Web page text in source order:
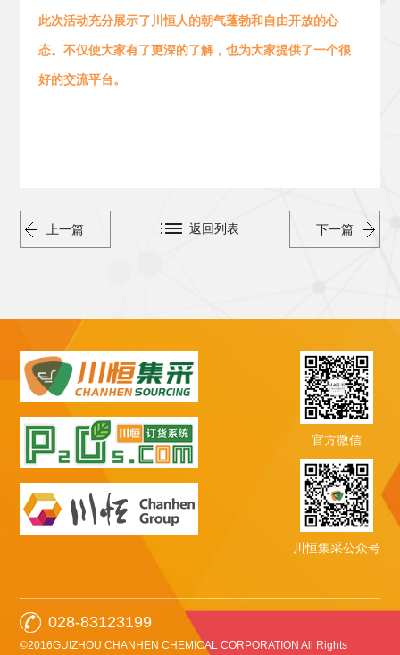
此次活动充分展示了川恒人的朝气蓬勃和 自由开放的心
态。 不仅使大家有了更深的了解，也为大家提供了一个很
好的交流平台。
上一篇 下一篇
返回列表
官方微信
川恒集采公众号
028-83123199
©2016GUIZHOU CHANHEN CHEMICAL CORPORATION All Rights